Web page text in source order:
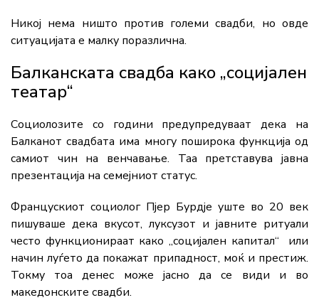
Никој нема ништо против големи свадби, но овде
ситуацијата е малку поразлична.
Балканската свадба како „социјален
театар“
Социолозите со години предупредуваат дека на
Балканот свадбата има многу поширока функција од
самиот чин на венчавање. Таа претставува јавна
презентација на семејниот статус.
Францускиот социолог Пјер Бурдје уште во 20 век
пишуваше дека вкусот, луксузот и јавните ритуали
често функционираат како „социјален капитал“ или
начин луѓето да покажат припадност, моќ и престиж.
Токму тоа денес може јасно да се види и во
македонските свадби.